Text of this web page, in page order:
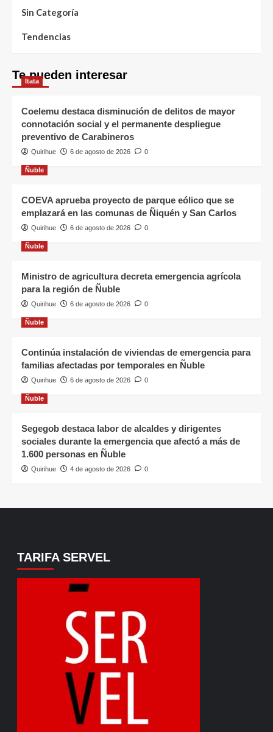
Sin Categoría
Tendencias
Te pueden interesar
Itata
Coelemu destaca disminución de delitos de mayor
connotación social y el permanente despliegue
preventivo de Carabineros
Quirihue 6 de agosto de 2026 0
Ñuble
COEVA aprueba proyecto de parque eólico que se
emplazará en las comunas de Ñiquén y San Carlos
Quirihue 6 de agosto de 2026 0
Ñuble
Ministro de agricultura decreta emergencia agrícola
para la región de Ñuble
Quirihue 6 de agosto de 2026 0
Ñuble
Continúa instalación de viviendas de emergencia para
familias afectadas por temporales en Ñuble
Quirihue 6 de agosto de 2026 0
Ñuble
Segegob destaca labor de alcaldes y dirigentes
sociales durante la emergencia que afectó a más de
1.600 personas en Ñuble
Quirihue 4 de agosto de 2026 0
TARIFA SERVEL